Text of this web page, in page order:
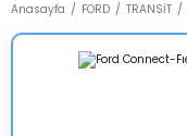
Anasayfa FORD TRANSİT